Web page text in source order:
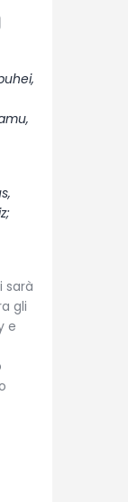
sarà
gli
e